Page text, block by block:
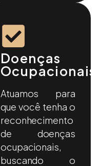
Doenças
Ocupacionais
Atuamos para
que você tenha o
reconhecimento
de doenças
ocupacionais,
buscando o